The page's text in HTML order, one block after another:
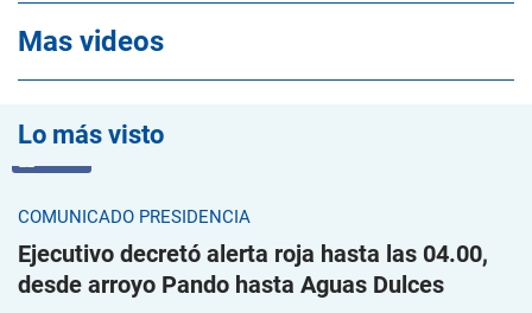
Mas videos
Lo más visto
COMUNICADO PRESIDENCIA
Ejecutivo decretó alerta roja hasta las 04.00,
desde arroyo Pando hasta Aguas Dulces